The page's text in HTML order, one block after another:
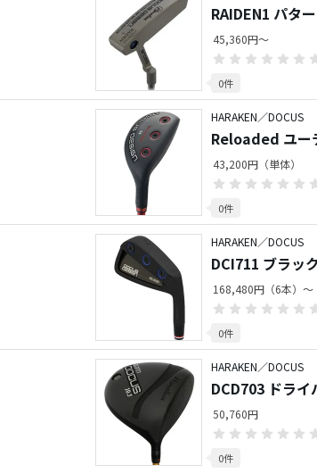
RAIDEN1 パター
45,360円～
0件
HARAKEN／DOCUS
Reloaded ユー
43,200円（単体）
0件
HARAKEN／DOCUS
DCI711 ブラッ
168,480円（6本）～
0件
HARAKEN／DOCUS
DCD703 ドライ
50,760円
0件